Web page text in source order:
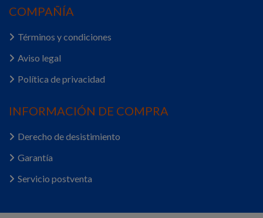
COMPAÑÍA
Términos y condiciones
Aviso legal
Política de privacidad
INFORMACIÓN DE COMPRA
Derecho de desistimiento
Garantía
Servicio postventa